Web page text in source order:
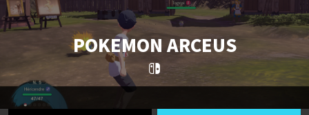
POKEMON ARCEUS